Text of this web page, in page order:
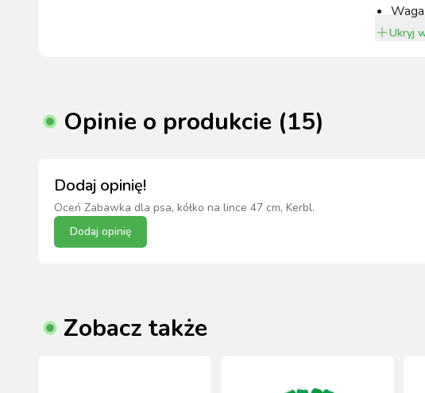
Ukryj
Opinie o produkcie (15)
Dodaj opinię!
Oceń Zabawka dla psa, kółko na lince 47 cm, Kerbl.
Dodaj opinię
Zobacz także